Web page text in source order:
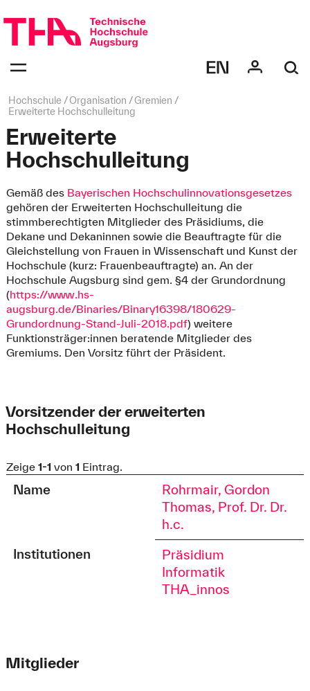
überspringen
bestätigen
des
Menüs
Seitenpfad:
Hochschule Organisation
Gremien
Erweiterte Hochschulleitung
Erweiterte
Hochschulleitung
Gemäß des Bayerischen Hochschulinnovationsgesetzes
gehören der Erweiterten Hochschulleitung die
stimmberechtigten Mitglieder des Präsidiums, die
Dekane und Dekaninnen sowie die Beauftragte für die
Gleichstellung von Frauen in Wissenschaft und Kunst der
Hochschule (kurz: Frauenbeauftragte) an. An der
Hochschule Augsburg sind gem. §4 der Grundordnung
(https://www.hs-
augsburg.de/Binaries/Binary16398/180629-
Grundordnung-Stand-Juli-2018.pdf) weitere
Funktionsträger:innen beratende Mitglieder des
Gremiums. Den Vorsitz führt der Präsident.
Vorsitzender der erweiterten
Hochschulleitung
Zeige 1-1 von 1 Eintrag.
Name
Rohrmair, Gordon
Thomas, Prof. Dr. Dr.
h.c.
Institutionen
Präsidium
Informatik
THA_innos
Mitglieder